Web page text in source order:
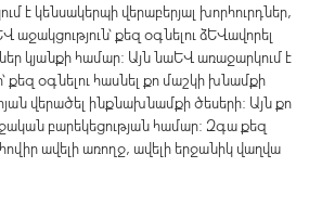
է կենսակերպի վերաբերյալ խորհուրդներ,
աջակցություն՝ քեզ օգնելու ձևավորել
կյանքի համար: Այն նաև առաջարկում է
քեզ օգնելու հասնել քո մաշկի խնամքի
վերածել ինքնախնամքի ծեսերի: Այն քո
բարեկեցության համար: Զգա քեզ
ավելի առողջ, ավելի երջանիկ վաղվա